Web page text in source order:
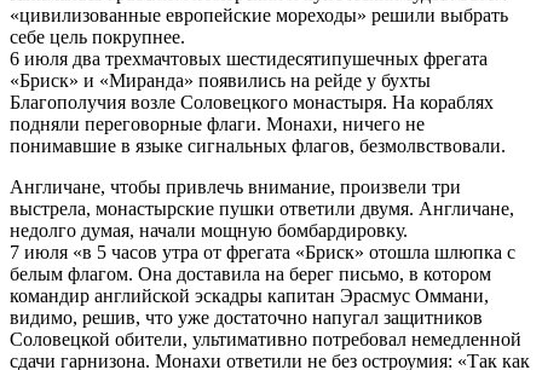
«цивилизованные европейские мореходы» решили выбрать
себе цель покрупнее.
6 июля два трехмачтовых шестидесятипушечных фрегата
«Бриск» и «Миранда» появились на рейде у бухты
Благополучия возле Соловецкого монастыря. На кораблях
подняли переговорные флаги. Монахи, ничего не
понимавшие в языке сигнальных флагов, безмолвствовали.
Англичане, чтобы привлечь внимание, произвели три
выстрела, монастырские пушки ответили двумя. Англичане,
недолго думая, начали мощную бомбардировку.
7 июля «в 5 часов утра от фрегата «Бриск» отошла шлюпка с
белым флагом. Она доставила на берег письмо, в котором
командир английской эскадры капитан Эрасмус Оммани,
видимо, решив, что уже достаточно напугал защитников
Соловецкой обители, ультимативно потребовал немедленной
сдачи гарнизона. Монахи ответили не без остроумия: «Так как